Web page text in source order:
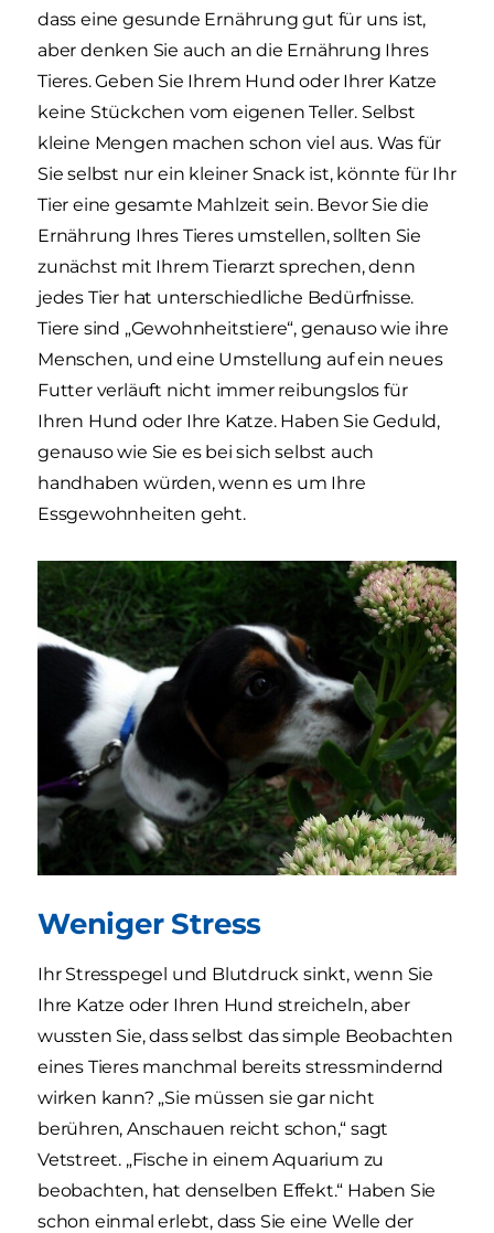
dass eine gesunde Ernährung gut für uns ist,
aber denken Sie auch an die Ernährung Ihres
Tieres. Geben Sie Ihrem Hund oder Ihrer Katze
keine Stückchen vom eigenen Teller. Selbst
kleine Mengen machen schon viel aus. Was für
Sie selbst nur ein kleiner Snack ist, könnte für Ihr
Tier eine gesamte Mahlzeit sein. Bevor Sie die
Ernährung Ihres Tieres umstellen, sollten Sie
zunächst mit Ihrem Tierarzt sprechen, denn
jedes Tier hat unterschiedliche Bedürfnisse.
Tiere sind „Gewohnheitstiere“, genauso wie ihre
Menschen, und eine Umstellung auf ein neues
Futter verläuft nicht immer reibungslos für
Ihren Hund oder Ihre Katze. Haben Sie Geduld,
genauso wie Sie es bei sich selbst auch
handhaben würden, wenn es um Ihre
Essgewohnheiten geht.
Weniger Stress
Ihr Stresspegel und Blutdruck sinkt, wenn Sie
Ihre Katze oder Ihren Hund streicheln, aber
wussten Sie, dass selbst das simple Beobachten
eines Tieres manchmal bereits stressmindernd
wirken kann? „Sie müssen sie gar nicht
berühren, Anschauen reicht schon,“ sagt
Vetstreet. „Fische in einem Aquarium zu
beobachten, hat denselben Effekt.“ Haben Sie
schon einmal erlebt, dass Sie eine Welle der